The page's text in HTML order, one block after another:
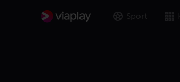
Sport